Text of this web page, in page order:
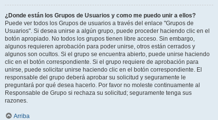
¿Donde están los Grupos de Usuarios y como me puedo unir a ellos?
Puede ver todos los Grupos de usuarios a través del enlace "Grupos de
Usuarios". Si desea unirse a algún grupo, puede proceder haciendo clic en el
botón apropiado. No todos los grupos tienen libre acceso. Sin embargo,
algunos requieren aprobación para poder unirse, otros están cerrados y
algunos son ocultos. Si el grupo se encuentra abierto, puede unirse haciendo
clic en el botón correspondiente. Si el grupo requiere de aprobación para
unirse, puede solicitar unirse haciendo clic en el botón correspondiente. El
responsable del grupo deberá aprobar su solicitud y seguramente le
preguntará por qué desea hacerlo. Por favor no moleste continuamente al
Responsable de Grupo si rechaza su solicitud; seguramente tenga sus
razones.
Arriba